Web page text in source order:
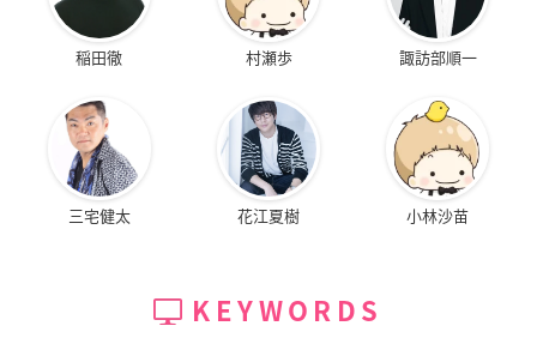
稲田徹 村瀬歩 諏訪部順一
三宅健太 花江夏樹 小林沙苗
KEYWORDS